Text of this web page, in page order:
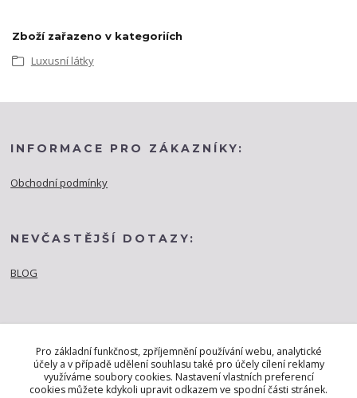
Zboží zařazeno v kategoriích
Luxusní látky
INFORMACE PRO ZÁKAZNÍKY:
Obchodní podmínky
NEVČASTĚJŠÍ DOTAZY:
BLOG
Pro základní funkčnost, zpříjemnění používání webu, analytické
účely a v případě udělení souhlasu také pro účely cílení reklamy
využíváme soubory cookies. Nastavení vlastních preferencí
cookies můžete kdykoli upravit odkazem ve spodní části stránek.